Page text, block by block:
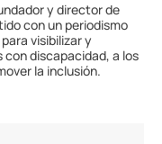
y director de
con un periodismo
visibilizar y
con discapacidad, a los
la inclusión.